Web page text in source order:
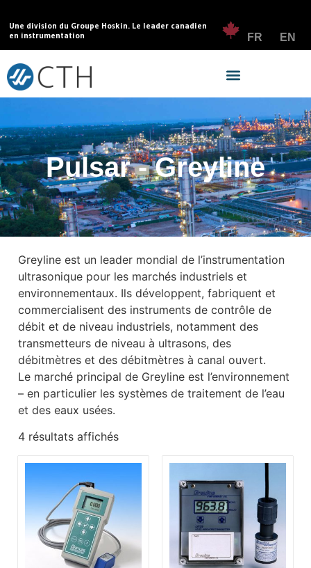
Une division du Groupe Hoskin. Le leader canadien
en instrumentation
FR EN
Pulsar - Greyline
Greyline est un leader mondial de l’instrumentation
ultrasonique pour les marchés industriels et
environnementaux. Ils développent, fabriquent et
commercialisent des instruments de contrôle de
débit et de niveau industriels, notamment des
transmetteurs de niveau à ultrasons, des
débitmètres et des débitmètres à canal ouvert.
Le marché principal de Greyline est l’environnement
– en particulier les systèmes de traitement de l’eau
et des eaux usées.
4 résultats affichés